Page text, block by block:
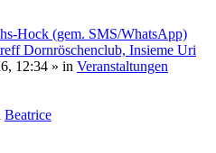
Hock (gem. SMS/WhatsApp)
Dornröschenclub, Insieme Uri
12:34 » in Veranstaltungen
Beatrice